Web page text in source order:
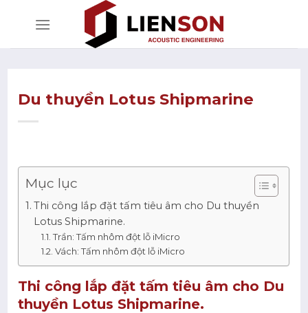
Du thuyền Lotus Shipmarine
Mục lục
Thi công lắp đặt tấm tiêu âm cho Du thuyền
Lotus Shipmarine.
Trần: Tấm nhôm đột lỗ iMicro
Vách: Tấm nhôm đột lỗ iMicro
Thi công lắp đặt tấm tiêu âm cho Du
thuyền Lotus Shipmarine.